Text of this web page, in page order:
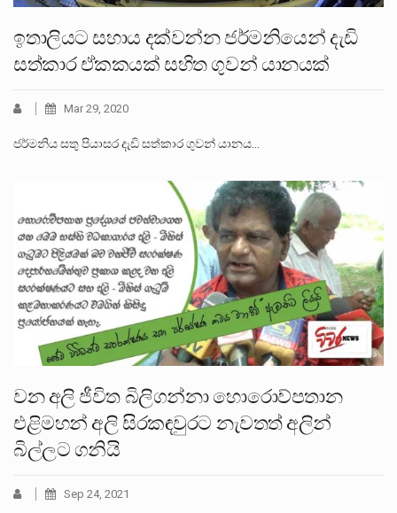
ඉතාලියට සහාය දක්වන්න ජර්මනියෙන් දැඩි
සත්කාර ඒකකයක් සහිත ගුවන් යානයක්
Mar 29, 2020
ජර්මනිය සතු පියාසර දැඩි සත්කාර ගුවන් යානය…
වන අලි ජීවිත බිලිගන්නා හොරොව්පතාන
එළිමහන් අලි සිරකඳවුරට නැවතත් අලින්
බිල්ලට ගනියි
Sep 24, 2021